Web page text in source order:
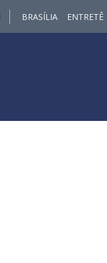
BRASÍLIA ENTRETÊ